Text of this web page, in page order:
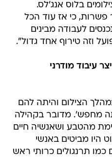
בלוס אנג'לס.
פשרות, כי אז עוד הכל
לעבודה מבינים
וזה טירוף אחד גדול".
עיבוד מודרני
הצילום והיתה להם
מחפש'. מדובר בקהילה
מהטבע ושאנשיה חיים
היו מביטים באנשי
כמו תרנגולים כרותי ראש